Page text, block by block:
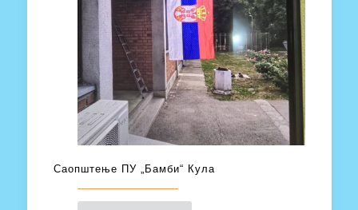
Саопштење ПУ „Бамби“ Кула